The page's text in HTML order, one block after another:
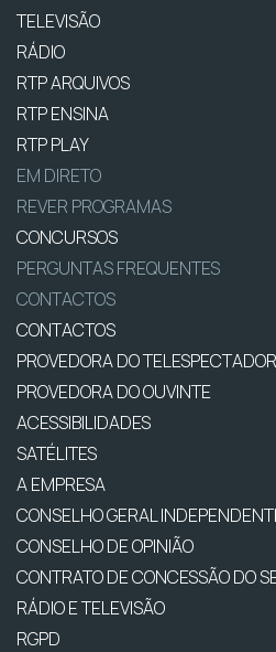
TELEVISÃO
RÁDIO
RTP ARQUIVOS
RTP ENSINA
RTP PLAY
EM DIRETO
REVER PROGRAMAS
CONCURSOS
PERGUNTAS FREQUENTES
CONTACTOS
CONTACTOS
PROVEDORA DO TELESPECTADOR
PROVEDORA DO OUVINTE
ACESSIBILIDADES
SATÉLITES
A EMPRESA
CONSELHO GERAL
CONSELHO DE OPINIÃO
CONTRATO DE CONCESSÃO DO
RÁDIO E TELEVISÃO
RGPD